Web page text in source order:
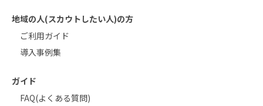
地域の人(スカウトしたい人)の方
ご利用ガイド
導入事例集
ガイド
FAQ(よくある質問)